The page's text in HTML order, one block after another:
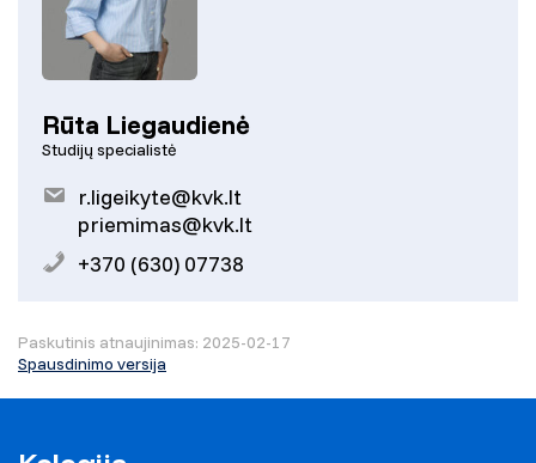
Rūta Liegaudienė
Studijų specialistė
r.ligeikyte@kvk.lt
priemimas@kvk.lt
+370 (630) 07738
Paskutinis atnaujinimas: 2025-02-17
Spausdinimo versija